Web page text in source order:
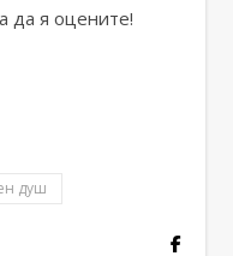
да я оцените!
душ